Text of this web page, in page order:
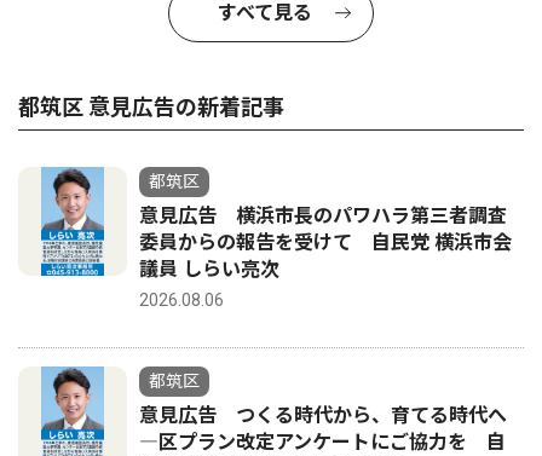
すべて見る
都筑区 意見広告の新着記事
都筑区
意見広告 横浜市長のパワハラ第三者調査
委員からの報告を受けて 自民党 横浜市会
議員 しらい亮次
2026.08.06
都筑区
意見広告 つくる時代から、育てる時代へ
―区プラン改定アンケートにご協力を 自